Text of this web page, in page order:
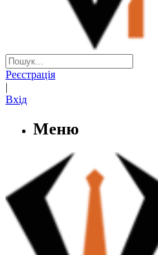
Реєстрація
|
Вхід
Меню